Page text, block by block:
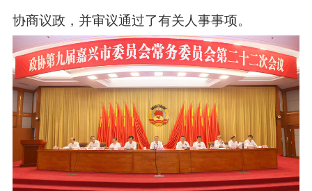
协商议政，并审议通过了有关人事事项。